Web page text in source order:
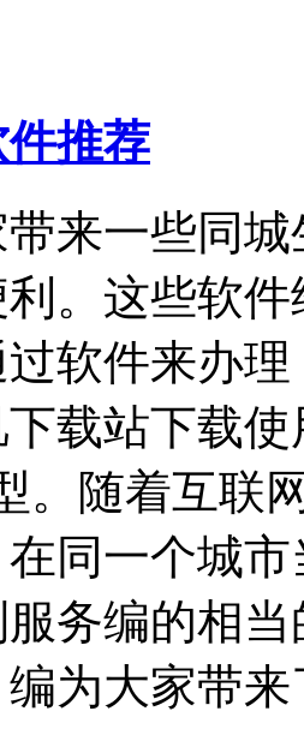
件推荐
来一些同
。这些软
过软件来办
载站下载
。随着互联
同一个城
务编的相
为大家带